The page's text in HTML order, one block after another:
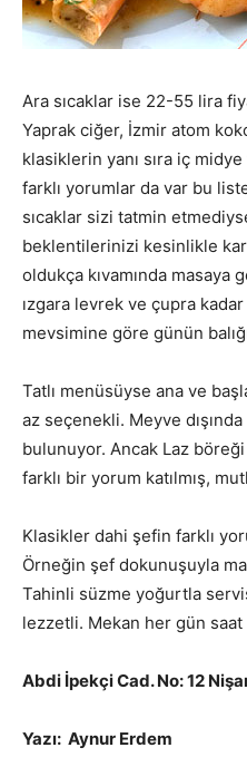
Ara sıcaklar ise 22-55 lira
Yaprak ciğer, İzmir atom
klasiklerin yanı sıra iç
farklı yorumlar da var bu
sıcaklar sizi tatmin
beklentilerinizi kesinlikle
oldukça kıvamında masaya
ızgara levrek ve çupra kadar
mevsimine göre günün
Tatlı menüsüyse ana ve
az seçenekli. Meyve
bulunuyor. Ancak Laz
farklı bir yorum katılmış,
Klasikler dahi şefin farklı
Örneğin şef dokunuşuyla
Tahinli süzme yoğurtla
lezzetli. Mekan her gün saat
Abdi İpekçi Cad. No: 12
Yazı: Aynur Erdem